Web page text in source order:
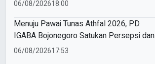
06/08/202618:00
Menuju Pawai Tunas Athfal 2026, PD
IGABA Bojonegoro Satukan Persepsi dan
Utamakan Keselamatan Anak
06/08/202617:53